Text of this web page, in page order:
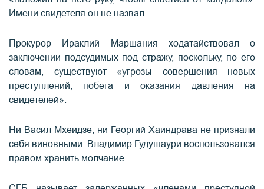
Имени свидетеля он не назвал.
Прокурор Ираклий Маршания ходатайствовал о
заключении подсудимых под стражу, поскольку, по его
словам, существуют «угрозы совершения новых
преступлений, побега и оказания давления на
свидетелей».
Ни Васил Мхеидзе, ни Георгий Хаиндрава не признали
себя виновными. Владимир Гудушаури воспользовался
правом хранить молчание.